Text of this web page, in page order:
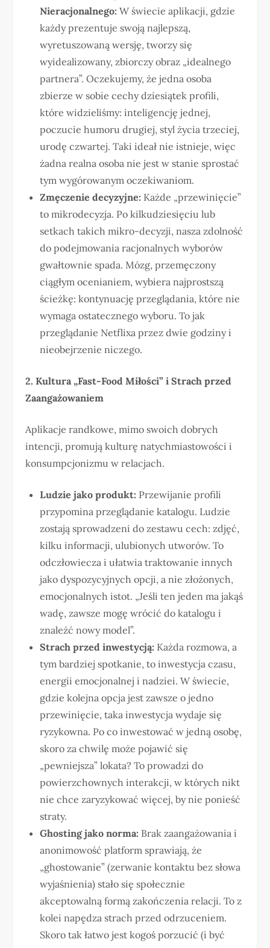
Nieracjonalnego: W świecie aplikacji, gdzie
każdy prezentuje swoją najlepszą,
wyretuszowaną wersję, tworzy się
wyidealizowany, zbiorczy obraz „idealnego
partnera”. Oczekujemy, że jedna osoba
zbierze w sobie cechy dziesiątek profili,
które widzieliśmy: inteligencję jednej,
poczucie humoru drugiej, styl życia trzeciej,
urodę czwartej. Taki ideał nie istnieje, więc
żadna realna osoba nie jest w stanie sprostać
tym wygórowanym oczekiwaniom.
Zmęczenie decyzyjne: Każde „przewinięcie”
to mikrodecyzja. Po kilkudziesięciu lub
setkach takich mikro-decyzji, nasza zdolność
do podejmowania racjonalnych wyborów
gwałtownie spada. Mózg, przemęczony
ciągłym ocenianiem, wybiera najprostszą
ścieżkę: kontynuację przeglądania, które nie
wymaga ostatecznego wyboru. To jak
przeglądanie Netflixa przez dwie godziny i
nieobejrzenie niczego.
2. Kultura „Fast-Food Miłości” i Strach przed
Zaangażowaniem
Aplikacje randkowe, mimo swoich dobrych
intencji, promują kulturę natychmiastowości i
konsumpcjonizmu w relacjach.
Ludzie jako produkt: Przewijanie profili
przypomina przeglądanie katalogu. Ludzie
zostają sprowadzeni do zestawu cech: zdjęć,
kilku informacji, ulubionych utworów. To
odczłowiecza i ułatwia traktowanie innych
jako dyspozycyjnych opcji, a nie złożonych,
emocjonalnych istot. „Jeśli ten jeden ma jakąś
wadę, zawsze mogę wrócić do katalogu i
znaleźć nowy model”.
Strach przed inwestycją: Każda rozmowa, a
tym bardziej spotkanie, to inwestycja czasu,
energii emocjonalnej i nadziei. W świecie,
gdzie kolejna opcja jest zawsze o jedno
przewinięcie, taka inwestycja wydaje się
ryzykowna. Po co inwestować w jedną osobę,
skoro za chwilę może pojawić się
„pewniejsza” lokata? To prowadzi do
powierzchownych interakcji, w których nikt
nie chce zaryzykować więcej, by nie ponieść
straty.
Ghosting jako norma: Brak zaangażowania i
anonimowość platform sprawiają, że
„ghostowanie” (zerwanie kontaktu bez słowa
wyjaśnienia) stało się społecznie
akceptowalną formą zakończenia relacji. To z
kolei napędza strach przed odrzuceniem.
Skoro tak łatwo jest kogoś porzucić (i być